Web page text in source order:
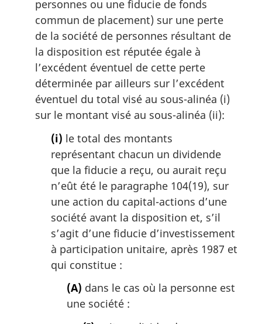
personnes ou une fiducie de fonds
commun de placement) sur une perte
de la société de personnes résultant de
la disposition est réputée égale à
l’excédent éventuel de cette perte
déterminée par ailleurs sur l’excédent
éventuel du total visé au sous-alinéa (i)
sur le montant visé au sous-alinéa (ii):
(i) le total des montants
représentant chacun un dividende
que la fiducie a reçu, ou aurait reçu
n’eût été le paragraphe 104(19), sur
une action du capital-actions d’une
société avant la disposition et, s’il
s’agit d’une fiducie d’investissement
à participation unitaire, après 1987 et
qui constitue :
(A) dans le cas où la personne est
une société :